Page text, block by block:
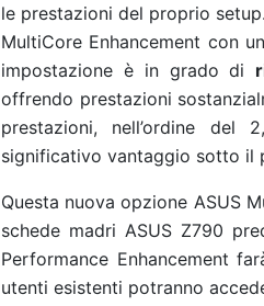
le prestazioni del proprio
MultiCore Enhancement con
impostazione è in grado di
offrendo prestazioni
prestazioni, nell’ordine del
significativo vantaggio sotto il
Questa nuova opzione ASUS
schede madri ASUS Z790
Performance Enhancement
utenti esistenti potranno